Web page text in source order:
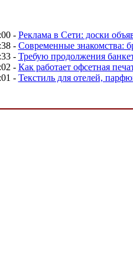
- Реклама в Сети: доски
- Современные знакомства:
- Требую продолжения
- Как работает офсетная
- Текстиль для отелей,